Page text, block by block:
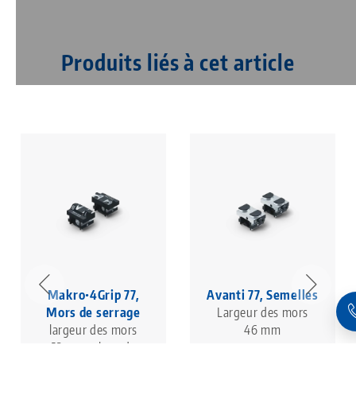
Produits liés à cet article
Makro•4Grip 77,
Mors de serrage
largeur des mors
52 mm, plage de
Avanti 77, Semelles
Largeur des mors
46 mm